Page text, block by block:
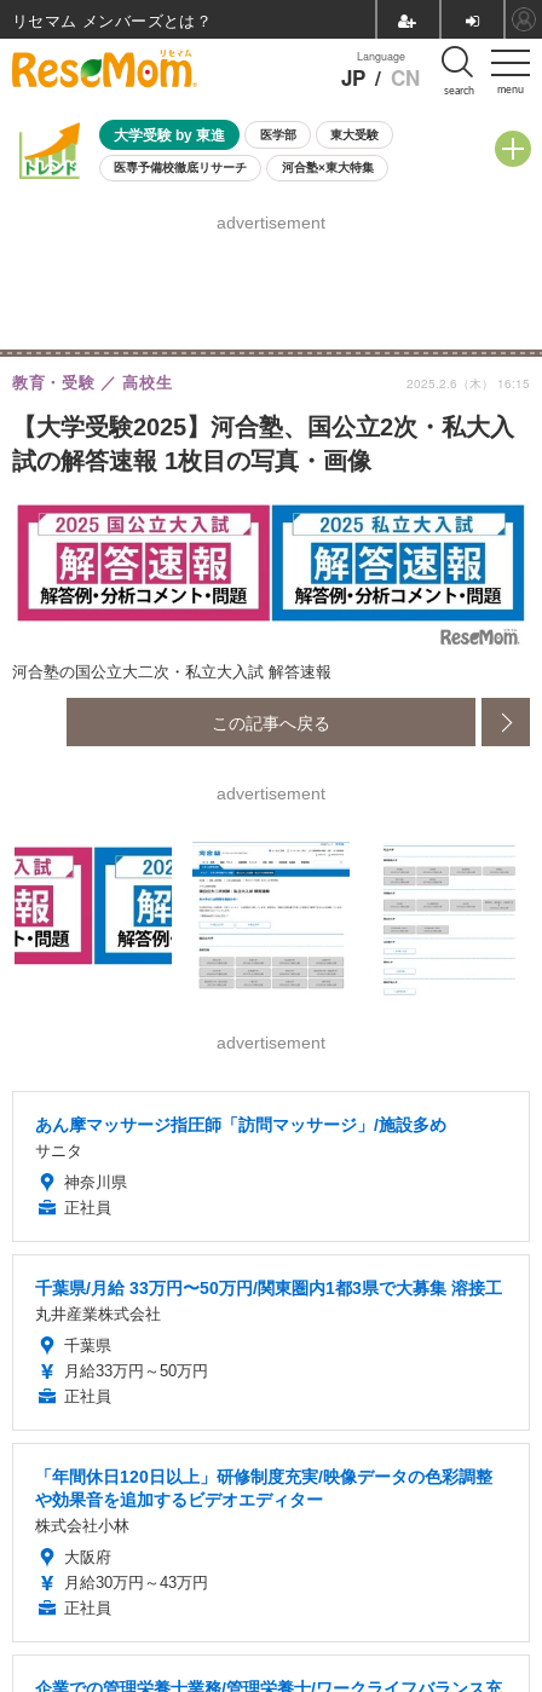
menu
Language
JP / CN search
大学受験 by 東進 医学部 東大受験
医専予備校徹底リサーチ 河合塾×東大特集
8月開催学校説明会・相談会
advertisement
【大学受験2025】河合塾、国公立2次・私大入
試の解答速報 1枚目の写真・画像
教育・受験 高校生 2025.2.6（木） 16:15
河合塾の国公立大二次・私立大入試 解答速報
この記事へ戻る
advertisement
advertisement
あん摩マッサージ指圧師「訪問マッサージ」/施設多め
サニタ
神奈川県
正社員
千葉県/月給 33万円〜50万円/関東圏内1都3県で大募集 溶接工
丸井産業株式会社
千葉県
月給33万円～50万円
正社員
「年間休日120日以上」研修制度充実/映像データの色彩調整
や効果音を追加するビデオエディター
株式会社小林
大阪府
月給30万円～43万円
正社員
リセマム メンバーズ